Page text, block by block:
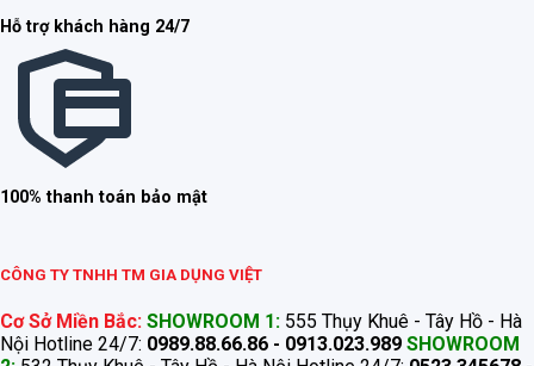
Hỗ trợ khách hàng 24/7
100% thanh toán bảo mật
CÔNG TY TNHH TM GIA DỤNG VIỆT
Cơ Sở Miền Bắc: SHOWROOM 1: 555 Thụy Khuê - Tây Hồ - Hà
Nội Hotline 24/7: 0989.88.66.86 - 0913.023.989 SHOWROOM